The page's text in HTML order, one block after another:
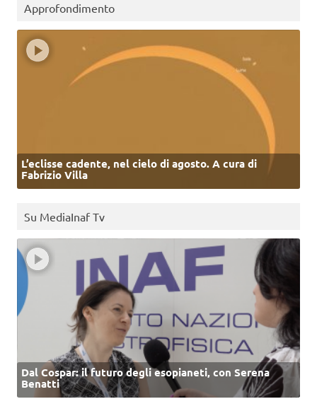
Approfondimento
L’eclisse cadente, nel cielo di agosto. A cura di
Fabrizio Villa
Su MediaInaf Tv
Dal Cospar: il futuro degli esopianeti, con Serena
Benatti